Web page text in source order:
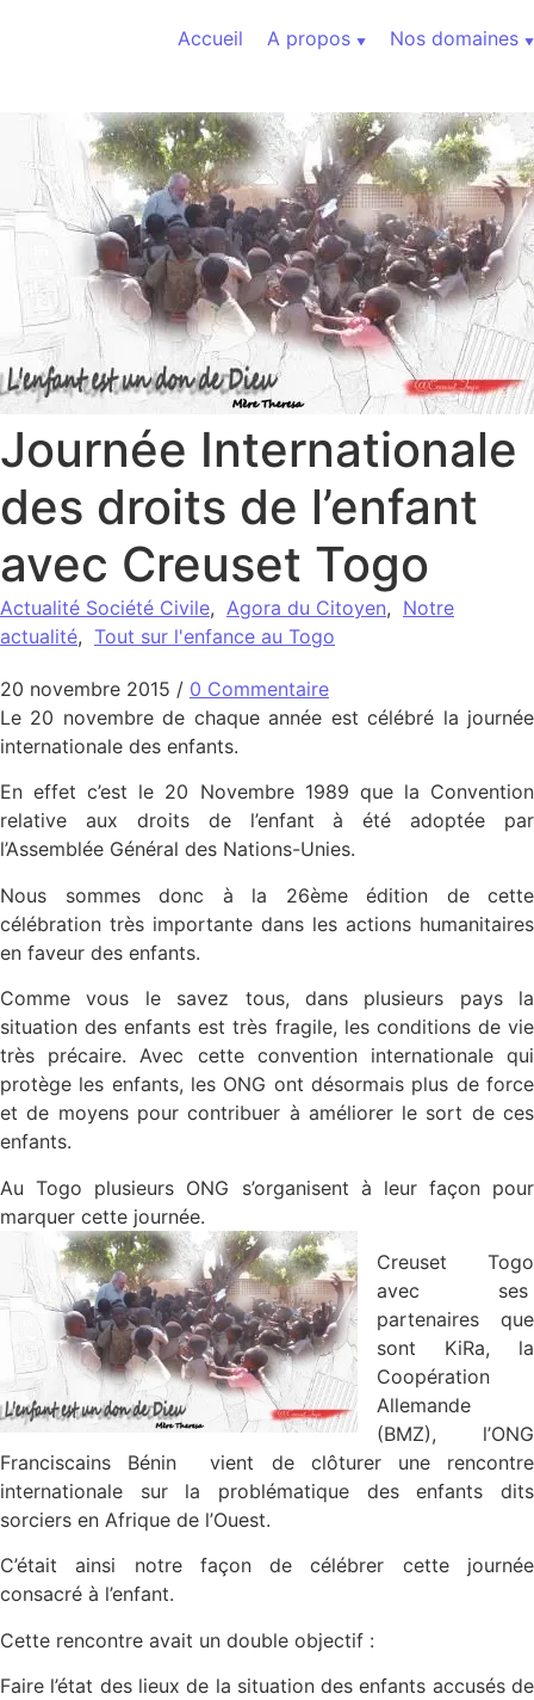
Accueil
A propos Nos domaines
Journée Internationale
des droits de l’enfant
avec Creuset Togo
Actualité Société Civile, Agora du Citoyen, Notre
actualité, Tout sur l'enfance au Togo
20 novembre 2015 / 0 Commentaire
Le 20 novembre de chaque année est célébré la journée
internationale des enfants.
En effet c’est le 20 Novembre 1989 que la Convention
relative aux droits de l’enfant à été adoptée par
l’Assemblée Général des Nations-Unies.
Nous sommes donc à la 26ème édition de cette
célébration très importante dans les actions humanitaires
en faveur des enfants.
Comme vous le savez tous, dans plusieurs pays la
situation des enfants est très fragile, les conditions de vie
très précaire. Avec cette convention internationale qui
protège les enfants, les ONG ont désormais plus de force
et de moyens pour contribuer à améliorer le sort de ces
enfants.
Au Togo plusieurs ONG s’organisent à leur façon pour
marquer cette journée.
Creuset Togo
avec ses
partenaires que
sont KiRa, la
Coopération
Allemande
(BMZ), l’ONG
Franciscains Bénin vient de clôturer une rencontre
internationale sur la problématique des enfants dits
sorciers en Afrique de l’Ouest.
C’était ainsi notre façon de célébrer cette journée
consacré à l’enfant.
Cette rencontre avait un double objectif :
Faire l’état des lieux de la situation des enfants accusés de